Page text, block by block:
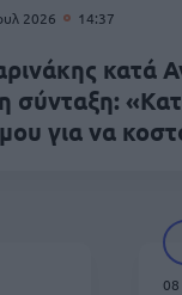
2026 14:37
κατά
σύνταξη:
για να